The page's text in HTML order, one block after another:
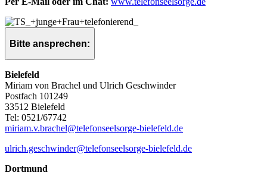
Bitte ansprechen:
Bielefeld
Miriam von Brachel und Ulrich Geschwinder
Postfach 101249
33512 Bielefeld
Tel: 0521/67742
miriam.v.brachel@telefonseelsorge-bielefeld.de
ulrich.geschwinder@telefonseelsorge-bielefeld.de
Dortmund